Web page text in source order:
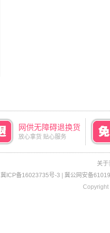
网供无障碍退换货
放心拿货 贴心服务
关于
冀ICP备16023735号-3
冀公网安备